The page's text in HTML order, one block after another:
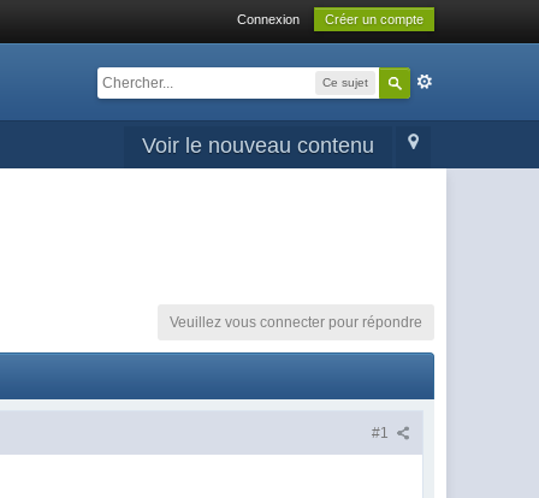
Connexion Créer un compte
Ce sujet
Voir le nouveau contenu
Veuillez vous connecter pour répondre
#1